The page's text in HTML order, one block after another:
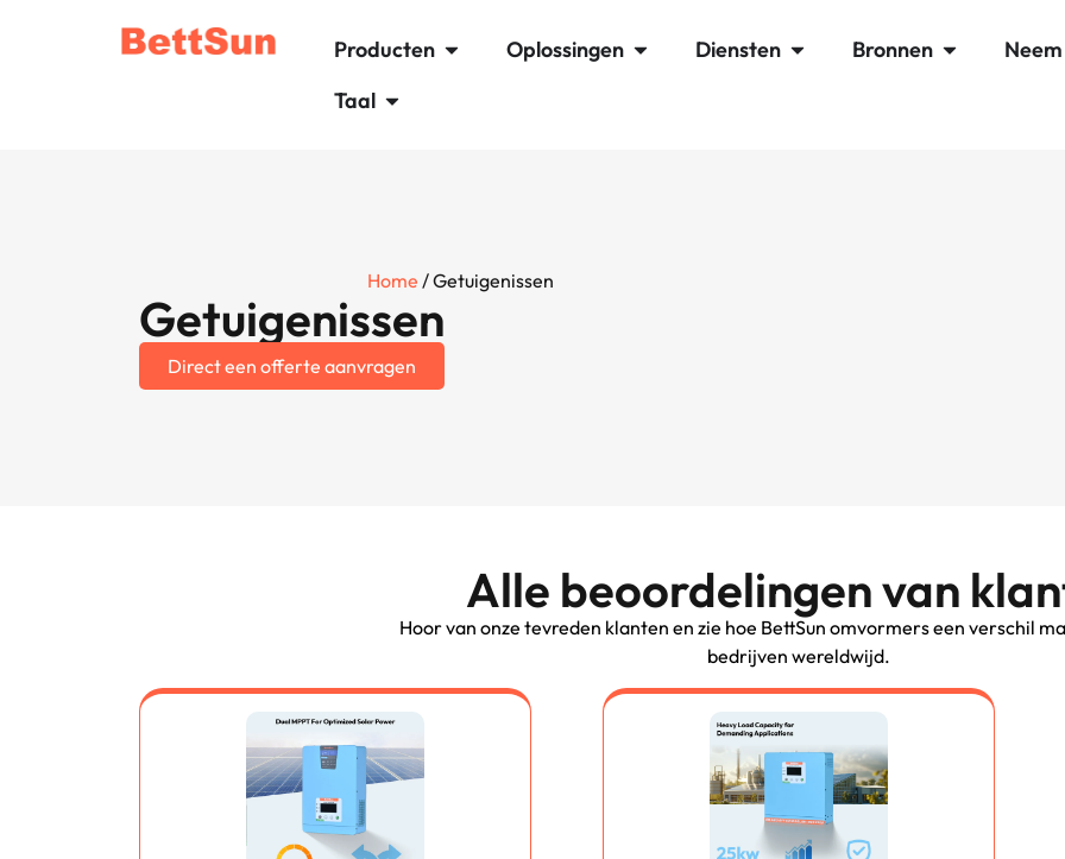
Producten Oplossingen Diensten Bronnen
Taal
Home / Getuigenissen
Getuigenissen
Direct een offerte aanvragen
Alle beoordelingen van
Hoor van onze tevreden klanten en zie hoe BettSun omvormers een verschil
bedrijven wereldwijd.